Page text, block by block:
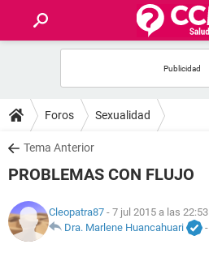
FOROS
SALUD
NUTRICIÓN
Foros Sexualidad
Tema Anterior
PROBLEMAS CON FLUJO
Cleopatra87 - 7 jul 2015 a las 22:53
Dra. Marlene Huancahuari
-